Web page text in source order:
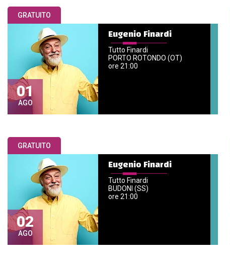
GRATUITO
01
AGO
Eugenio Finardi
Tutto Finardi
PORTO ROTONDO (OT)
ore 21:00
GRATUITO
02
AGO
Eugenio Finardi
Tutto Finardi
BUDONI (SS)
ore 21:00